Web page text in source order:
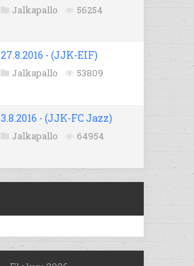
Jalkapallo 56254
27.8.2016 - (JJK-EIF)
Jalkapallo 53809
3.8.2016 - (JJK-FC Jazz)
Jalkapallo 64954